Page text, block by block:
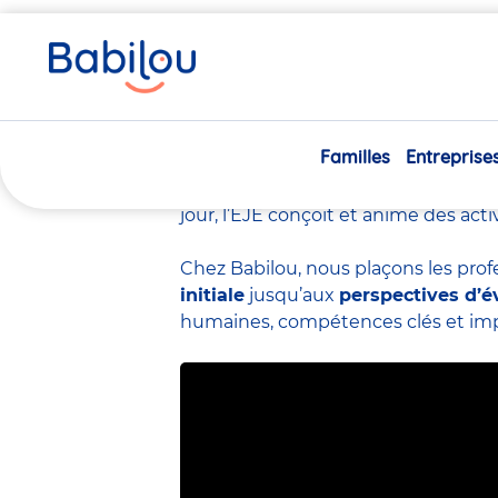
Familles
êtes
ici
L’éducateur de jeunes enfants
jour, l’EJE conçoit et anime des
Chez Babilou, nous plaçons les
initiale jusqu’aux perspectives
humaines, compétences clés et